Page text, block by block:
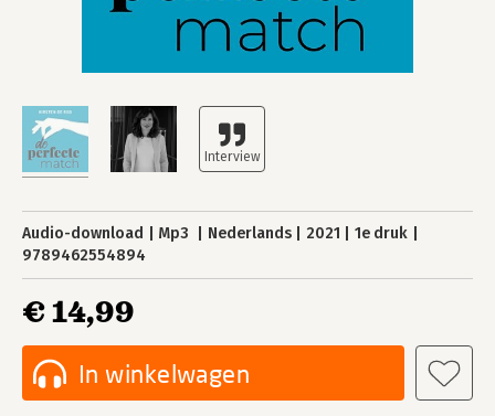
Audio-download Mp3 Nederlands 2021
1e druk
9789462554894
€ 14,99
In winkelwagen